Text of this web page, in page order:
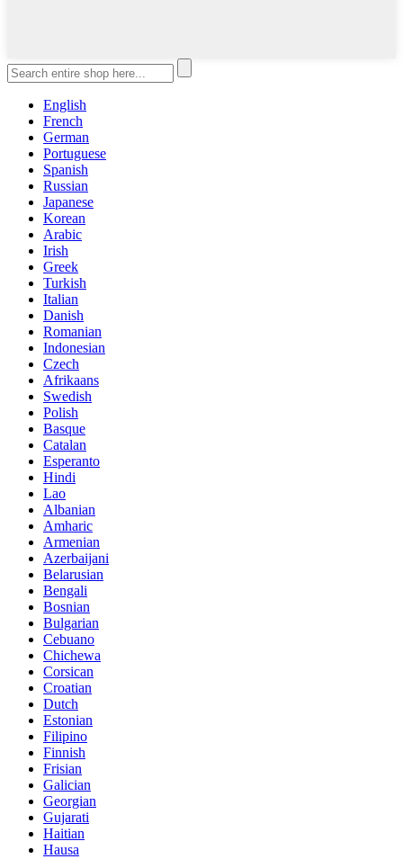
English
French
German
Portuguese
Spanish
Russian
Japanese
Korean
Arabic
Irish
Greek
Turkish
Italian
Danish
Romanian
Indonesian
Czech
Afrikaans
Swedish
Polish
Basque
Catalan
Esperanto
Hindi
Lao
Albanian
Amharic
Armenian
Azerbaijani
Belarusian
Bengali
Bosnian
Bulgarian
Cebuano
Chichewa
Corsican
Croatian
Dutch
Estonian
Filipino
Finnish
Frisian
Galician
Georgian
Gujarati
Haitian
Hausa